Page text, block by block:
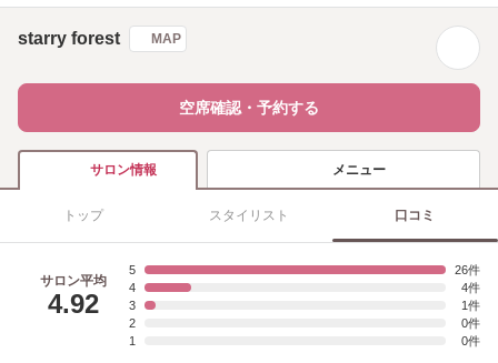
starry forest MAP
空席確認・予約する
サロン情報 メニュー
トップ スタイリスト 口コミ
サロン平均
4.92
5
26
4
4
3
1
2
0
1
0